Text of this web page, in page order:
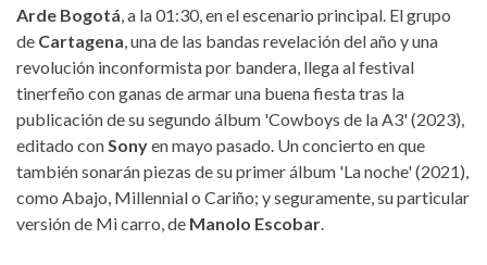
Arde Bogotá, a la 01:30, en el escenario principal. El grupo
de Cartagena, una de las bandas revelación del año y una
revolución inconformista por bandera, llega al festival
tinerfeño con ganas de armar una buena fiesta tras la
publicación de su segundo álbum 'Cowboys de la A3' (2023),
editado conSonyen mayo pasado. Un concierto en que
también sonarán piezas de su primer álbum 'La noche' (2021),
como Abajo, Millennial o Cariño; y seguramente, su particular
versión de Mi carro, de Manolo Escobar.